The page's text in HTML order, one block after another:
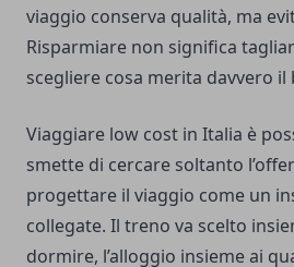
viaggio conserva qualità, ma
Risparmiare non significa
scegliere cosa merita davvero il
Viaggiare low cost in Italia è
smette di cercare soltanto
progettare il viaggio come un
collegate. Il treno va scelto
dormire, l’alloggio insieme ai